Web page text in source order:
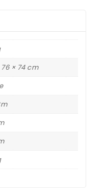
76 × 74 cm